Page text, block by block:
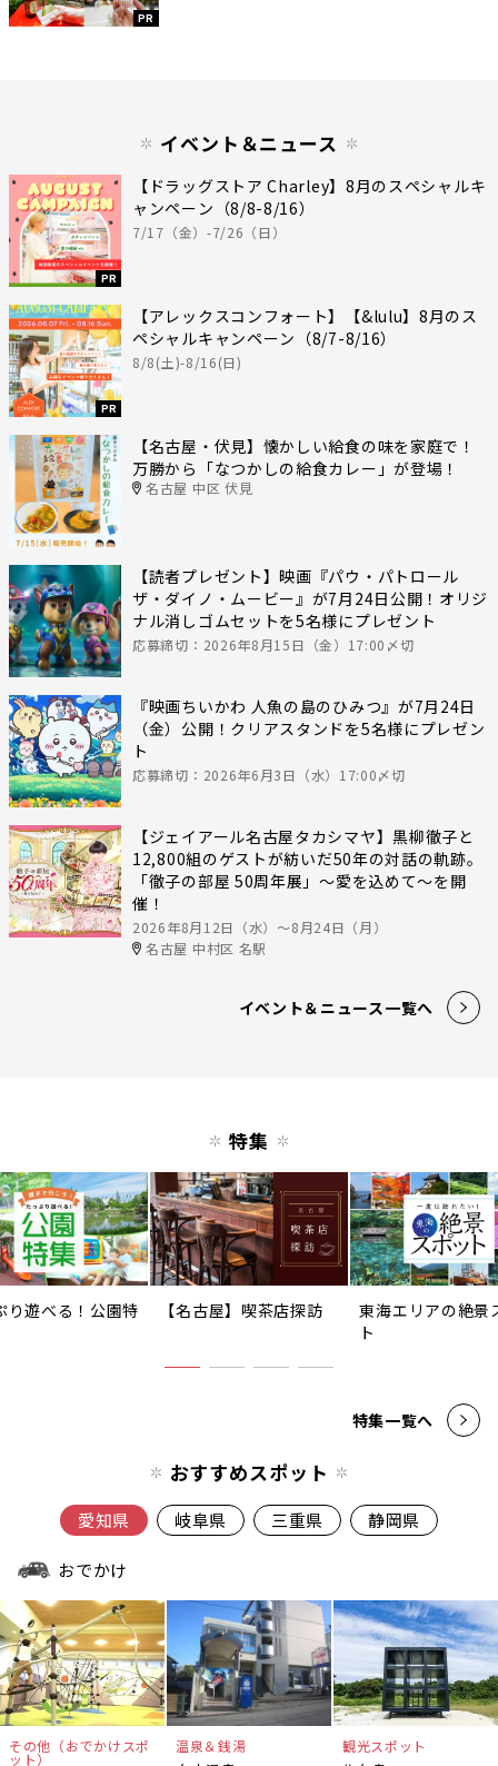
PR
イベント＆ニュース
PR
【ドラッグストア Charley】8月のスペシャルキ
ャンペーン（8/8-8/16）
7/17（金）-7/26（日）
PR
【アレックスコンフォート】【&lulu】8月のス
ペシャルキャンペーン（8/7-8/16）
8/8(土)-8/16(日)
【名古屋・伏見】懐かしい給食の味を家庭で！
万勝から「なつかしの給食カレー」が登場！
名古屋 中区 伏見
【読者プレゼント】映画『パウ・パトロール
ザ・ダイノ・ムービー』が7月24日公開！オリジ
ナル消しゴムセットを5名様にプレゼント
応募締切：2026年8月15日（金）17:00〆切
『映画ちいかわ 人魚の島のひみつ』が7月24日
（金）公開！クリアスタンドを5名様にプレゼン
ト
応募締切：2026年6月3日（水）17:00〆切
【ジェイアール名古屋タカシマヤ】黒柳徹子と
12,800組のゲストが紡いだ50年の対話の軌跡。
「徹子の部屋 50周年展」～愛を込めて～を開
催！
2026年8月12日（水）〜8月24日（月）
名古屋 中村区 名駅
イベント＆ニュース一覧へ
特集
り遊べる！公園特 【名古屋】喫茶店探訪
東海エリアの絶景
ト
特集一覧へ
おすすめスポット
愛知県 岐阜県 三重県 静岡県
おでかけ
その他（おでかけスポ
ット）
温泉＆銭湯 観光スポット